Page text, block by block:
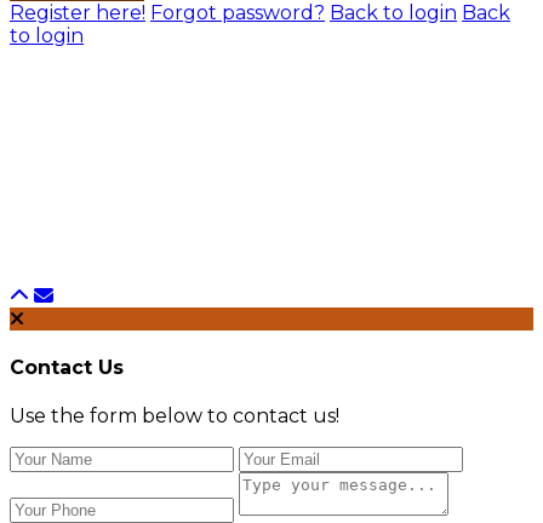
Register here! Forgot password? Back to login Back
to login
Contact Us
Use the form below to contact us!